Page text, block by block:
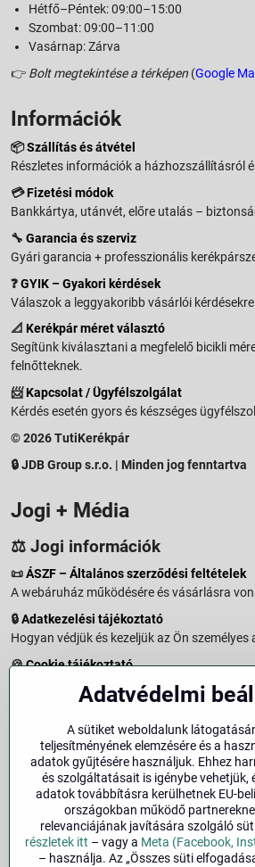
Hétfő–Péntek: 09:00–15:00
Szombat: 09:00–11:00
Vasárnap: Zárva
👉 Bolt megtekintése a térképen (Google
Információk
📦Szállítás és átvétel
Részletes információk a házhozszállításról
💳Fizetési módok
Bankkártya, utánvét, előre utalás –
🔧 Garancia és szerviz
Gyári garancia + professzionális
❓GYIK – Gyakori kérdések
Válaszok a leggyakoribb vásárlói
📐 Kerékpár méret választó
Segítünk kiválasztani a megfelelő bicikli
felnőtteknek.
📨Kapcsolat / Ügyfélszolgálat
Kérdés esetén gyors és készséges
© 2026 TutiKerékpár
🔒 JDB Group s.r.o. | Minden jog fenntartva
Jogi + Média
⚖️ Jogi információk
📜ÁSZF – Általános szerződési feltételek
A webáruház működésére és vásárlásra
🔒Adatkezelési tájékoztató
Hogyan védjük és kezeljük az Ön személyes
🍪Cookie tájékoztató
A weboldalon használt sütikről és
Vásárlástól való elállás menete és feltételei.
Elállás a szerződéstől
Impresszum
Üzemeltetői adatok és jogi tudnivalók.
🔐Biztonság
Adatvédelmi
A sütiket weboldalunk
teljesítményének elemzésére és a
adatok gyűjtésére használjuk. Ehhez
és szolgáltatásait is igénybe vehetjük,
adatok továbbításra kerülhetnek EU-
országokban működő
relevanciájának javítására szolgáló
részletek itt – vagy a Meta (Facebook,
– használja. Az „Összes süti